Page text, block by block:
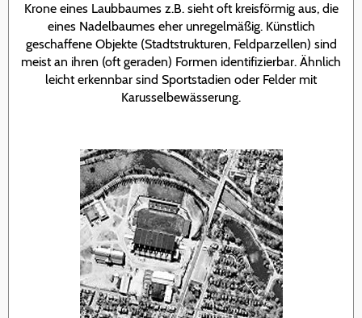
Krone eines Laubbaumes z.B. sieht oft kreisförmig aus, die
eines Nadelbaumes eher unregelmäßig. Künstlich
geschaffene Objekte (Stadtstrukturen, Feldparzellen) sind
meist an ihren (oft geraden) Formen identifizierbar. Ähnlich
leicht erkennbar sind Sportstadien oder Felder mit
Karusselbewässerung.